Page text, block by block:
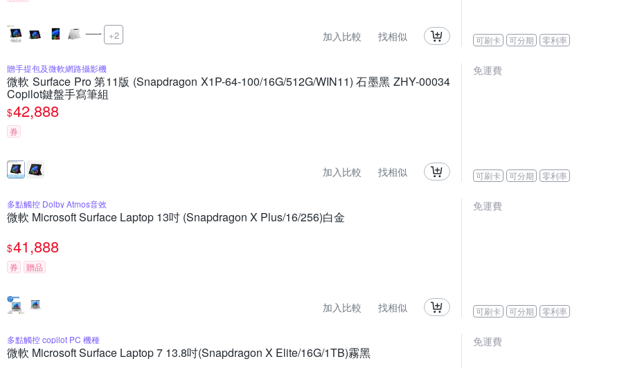
+2 加入比較 找相似 可刷卡 可分期 零利率
贈手提包及微軟網路攝影機
微軟 Surface Pro 第11版 (Snapdragon X1P-64-100/16G/512G/WIN11) 石墨黑 ZHY-00034
Copilot鍵盤手寫筆組
$42,888
券
加入比較 找相似
免運費
可刷卡 可分期 零利率
多點觸控 Dolby Atmos音效
微軟 Microsoft Surface Laptop 13吋 (Snapdragon X Plus/16/256)白金
$41,888
券 贈品
加入比較 找相似
免運費
可刷卡 可分期 零利率
多點觸控 copilot PC 機種
微軟 Microsoft Surface Laptop 7 13.8吋(Snapdragon X Elite/16G/1TB)霧黑
免運費